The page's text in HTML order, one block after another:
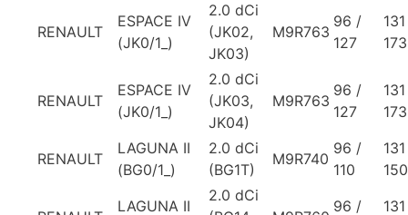
RENAULT
ESPACE IV
(JK0/1_)
2.0 dCi
(JK02,
JK03)
M9R763
96 /
127
173
RENAULT
ESPACE IV
(JK0/1_)
2.0 dCi
(JK03,
JK04)
M9R763
96 /
127
173
RENAULT
LAGUNA II
(BG0/1_)
2.0 dCi
(BG1T)
M9R740
96 /
110
150
LAGUNA II
2.0 dCi
96 /